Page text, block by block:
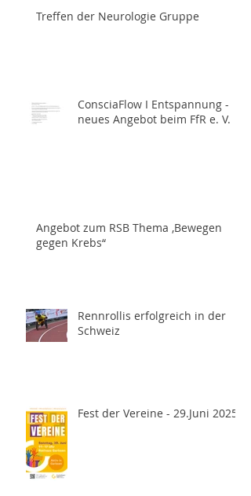
Treffen der Neurologie Gruppe
ConsciaFlow I Entspannung -
neues Angebot beim FfR e. V.
Angebot zum RSB Thema ,Bewegen
gegen Krebs“
Rennrollis erfolgreich in der
Schweiz
Fest der Vereine - 29.Juni 2025